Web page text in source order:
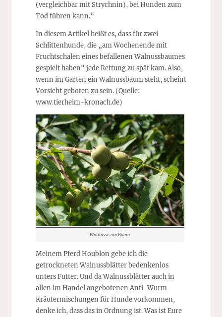
(vergleichbar mit Strychnin), bei Hunden zum
Tod führen kann.“
In diesem Artikel heißt es, dass für zwei
Schlittenhunde, die „am Wochenende mit
Fruchtschalen eines befallenen Walnussbaumes
gespielt haben“ jede Rettung zu spät kam. Also,
wenn im Garten ein Walnussbaum steht, scheint
Vorsicht geboten zu sein. (Quelle:
www.tierheim-kronach.de)
Walnüsse am Baum
Meinem Pferd Houblon gebe ich die
getrockneten Walnussblätter bedenkenlos
unters Futter. Und da Walnussblätter auch in
allen im Handel angebotenen Anti-Wurm-
Kräutermischungen für Hunde vorkommen,
denke ich, dass das in Ordnung ist. Was ist Eure